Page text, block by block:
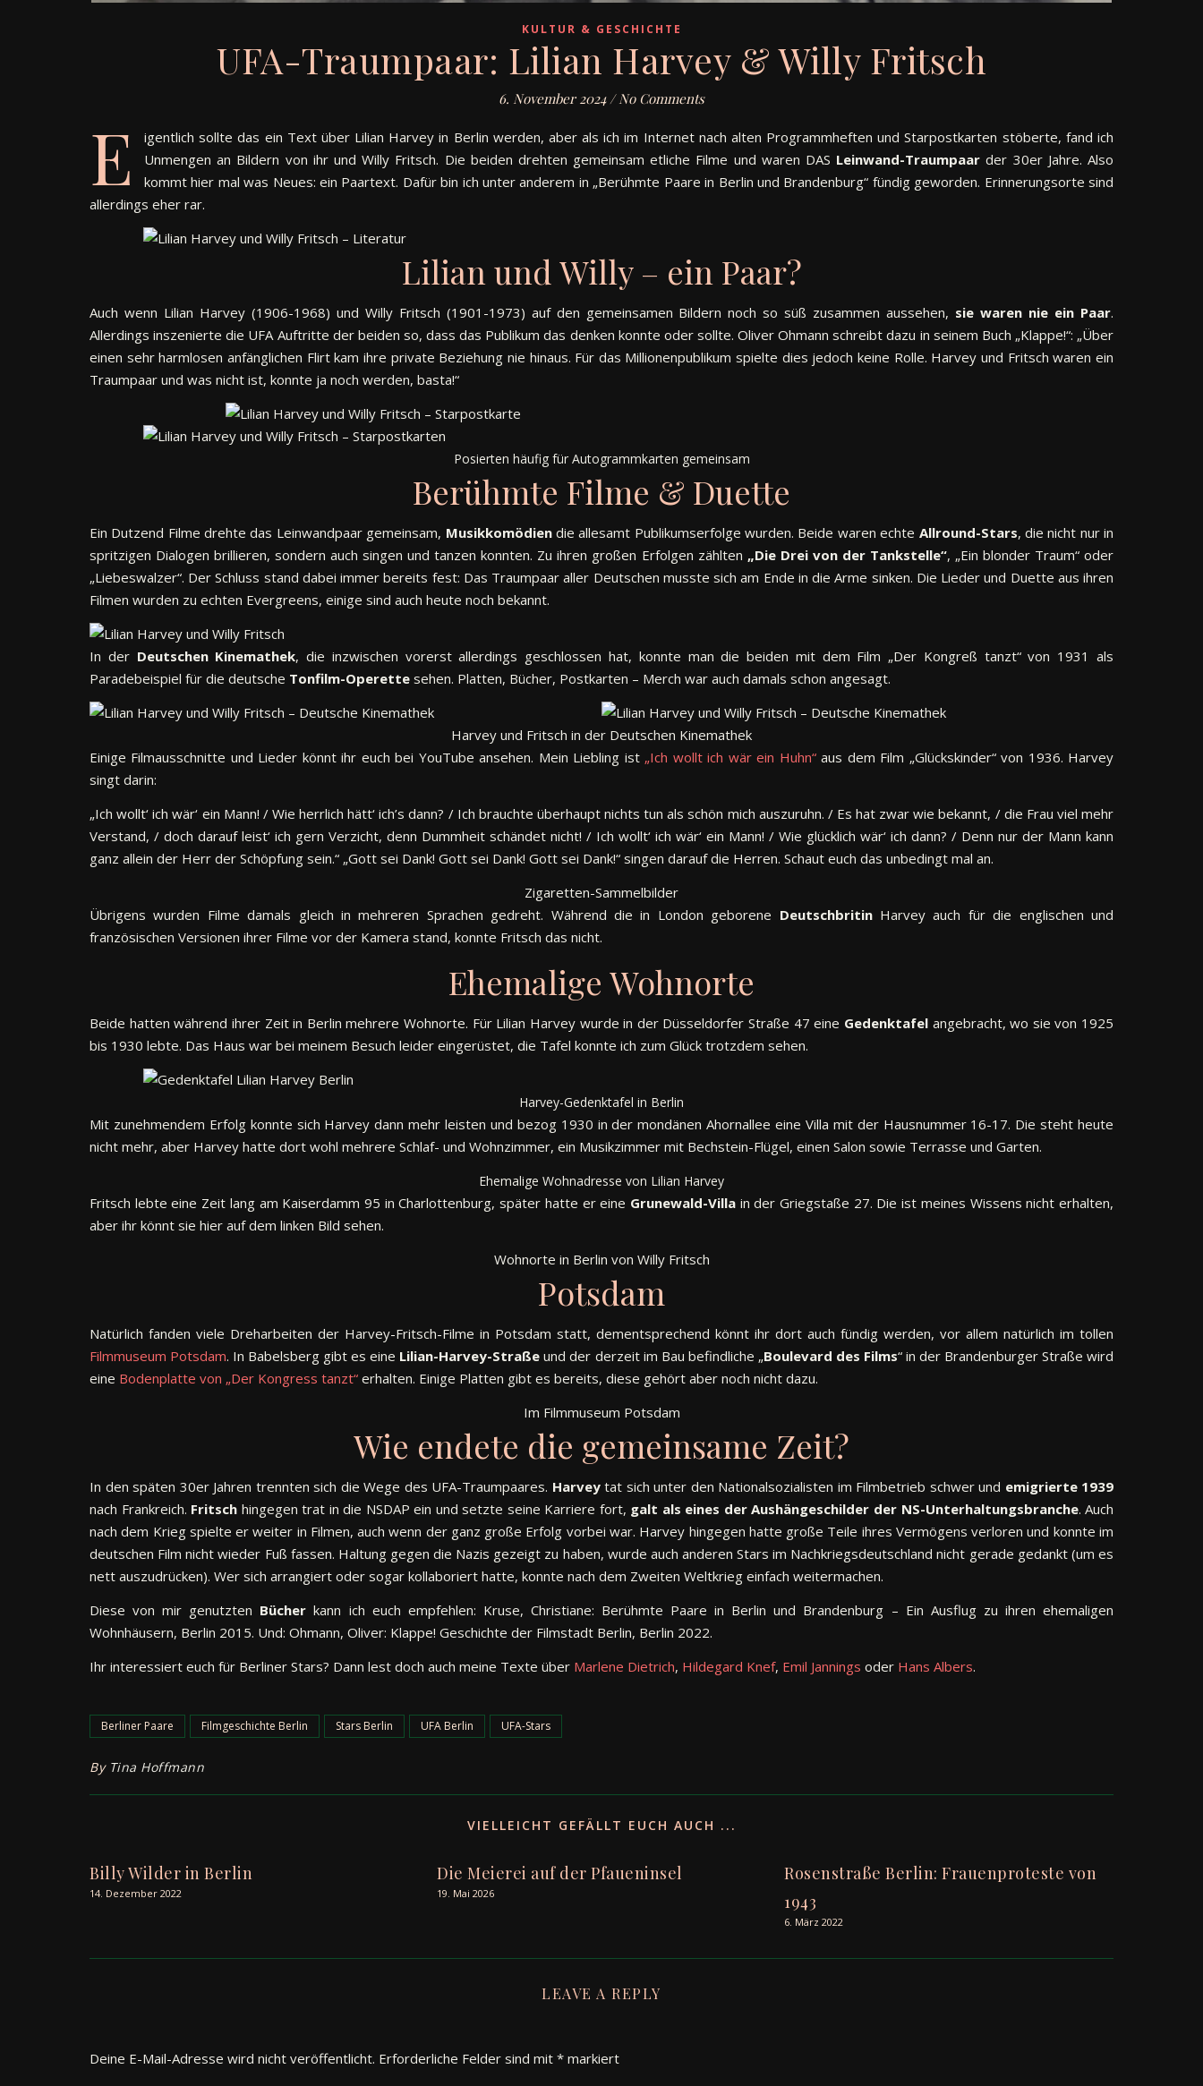
KULTUR & GESCHICHTE
UFA-Traumpaar: Lilian Harvey & Willy Fritsch
6. November 2024 / No Comments
E
igentlich sollte das ein Text über Lilian Harvey in Berlin werden, aber als ich im Internet nach alten Programmheften und Starpostkarten stöberte, fand ich
Unmengen an Bildern von ihr und Willy Fritsch. Die beiden drehten gemeinsam etliche Filme und waren DAS Leinwand-Traumpaar der 30er Jahre. Also
kommt hier mal was Neues: ein Paartext. Dafür bin ich unter anderem in „Berühmte Paare in Berlin und Brandenburg“ fündig geworden. Erinnerungsorte sind
allerdings eher rar.
Lilian und Willy – ein Paar?
Auch wenn Lilian Harvey (1906-1968) und Willy Fritsch (1901-1973) auf den gemeinsamen Bildern noch so süß zusammen aussehen, sie waren nie ein Paar.
Allerdings inszenierte die UFA Auftritte der beiden so, dass das Publikum das denken konnte oder sollte. Oliver Ohmann schreibt dazu in seinem Buch „Klappe!“: „Über
einen sehr harmlosen anfänglichen Flirt kam ihre private Beziehung nie hinaus. Für das Millionenpublikum spielte dies jedoch keine Rolle. Harvey und Fritsch waren ein
Traumpaar und was nicht ist, konnte ja noch werden, basta!“
Posierten häufig für Autogrammkarten gemeinsam
Berühmte Filme & Duette
Ein Dutzend Filme drehte das Leinwandpaar gemeinsam, Musikkomödiendie allesamt Publikumserfolge wurden. Beide waren echte Allround-Stars, die nicht nur in
spritzigen Dialogen brillieren, sondern auch singen und tanzen konnten. Zu ihren großen Erfolgen zählten „Die Drei von der Tankstelle“, „Ein blonder Traum“ oder
„Liebeswalzer“. Der Schluss stand dabei immer bereits fest: Das Traumpaar aller Deutschen musste sich am Ende in die Arme sinken. Die Lieder und Duette aus ihren
Filmen wurden zu echten Evergreens, einige sind auch heute noch bekannt.
In der Deutschen Kinemathek, die inzwischen vorerst allerdings geschlossen hat, konnte man die beiden mit dem Film „Der Kongreß tanzt“ von 1931 als
Paradebeispiel für die deutsche Tonfilm-Operette sehen. Platten, Bücher, Postkarten – Merch war auch damals schon angesagt.
Harvey und Fritsch in der Deutschen Kinemathek
Einige Filmausschnitte und Lieder könnt ihr euch bei YouTube ansehen. Mein Liebling ist „Ich wollt ich wär ein Huhn“aus dem Film „Glückskinder“ von 1936. Harvey
singt darin:
„Ich wollt‘ ich wär‘ ein Mann! / Wie herrlich hätt‘ ich’s dann? / Ich brauchte überhaupt nichts tun als schön mich auszuruhn. / Es hat zwar wie bekannt, / die Frau viel mehr
Verstand, / doch darauf leist‘ ich gern Verzicht, denn Dummheit schändet nicht! / Ich wollt‘ ich wär‘ ein Mann! / Wie glücklich wär‘ ich dann? / Denn nur der Mann kann
ganz allein der Herr der Schöpfung sein.“ „Gott sei Dank! Gott sei Dank! Gott sei Dank!“ singen darauf die Herren. Schaut euch das unbedingt mal an.
Zigaretten-Sammelbilder
Übrigens wurden Filme damals gleich in mehreren Sprachen gedreht. Während die in London geborene DeutschbritinHarvey auch für die englischen und
französischen Versionen ihrer Filme vor der Kamera stand, konnte Fritsch das nicht.
Ehemalige Wohnorte
Beide hatten während ihrer Zeit in Berlin mehrere Wohnorte. Für Lilian Harvey wurde in der Düsseldorfer Straße 47 eine Gedenktafelangebracht, wo sie von 1925
bis 1930 lebte. Das Haus war bei meinem Besuch leider eingerüstet, die Tafel konnte ich zum Glück trotzdem sehen.
Harvey-Gedenktafel in Berlin
Mit zunehmendem Erfolg konnte sich Harvey dann mehr leisten und bezog 1930 in der mondänen Ahornallee eine Villa mit der Hausnummer 16-17. Die steht heute
nicht mehr, aber Harvey hatte dort wohl mehrere Schlaf- und Wohnzimmer, ein Musikzimmer mit Bechstein-Flügel, einen Salon sowie Terrasse und Garten.
Ehemalige Wohnadresse von Lilian Harvey
Fritsch lebte eine Zeit lang am Kaiserdamm 95 in Charlottenburg, später hatte er eine Grunewald-Villain der Griegstaße 27. Die ist meines Wissens nicht erhalten,
aber ihr könnt sie hier auf dem linken Bild sehen.
Wohnorte in Berlin von Willy Fritsch
Potsdam
Natürlich fanden viele Dreharbeiten der Harvey-Fritsch-Filme in Potsdam statt, dementsprechend könnt ihr dort auch fündig werden, vor allem natürlich im tollen
Filmmuseum Potsdam. In Babelsberg gibt es eine Lilian-Harvey-Straße und der derzeit im Bau befindliche „Boulevard des Films“ in der Brandenburger Straße wird
eine Bodenplatte von „Der Kongress tanzt“ erhalten. Einige Platten gibt es bereits, diese gehört aber noch nicht dazu.
Im Filmmuseum Potsdam
Wie endete die gemeinsame Zeit?
In den späten 30er Jahren trennten sich die Wege des UFA-Traumpaares. Harveytat sich unter den Nationalsozialisten im Filmbetrieb schwer und emigrierte 1939
nach Frankreich. Fritsch hingegen trat in die NSDAP ein und setzte seine Karriere fort, galt als eines der Aushängeschilder der NS-Unterhaltungsbranche. Auch
nach dem Krieg spielte er weiter in Filmen, auch wenn der ganz große Erfolg vorbei war. Harvey hingegen hatte große Teile ihres Vermögens verloren und konnte im
deutschen Film nicht wieder Fuß fassen. Haltung gegen die Nazis gezeigt zu haben, wurde auch anderen Stars im Nachkriegsdeutschland nicht gerade gedankt (um es
nett auszudrücken). Wer sich arrangiert oder sogar kollaboriert hatte, konnte nach dem Zweiten Weltkrieg einfach weitermachen.
Diese von mir genutzten Bücher kann ich euch empfehlen: Kruse, Christiane: Berühmte Paare in Berlin und Brandenburg – Ein Ausflug zu ihren ehemaligen
Wohnhäusern, Berlin 2015. Und: Ohmann, Oliver: Klappe! Geschichte der Filmstadt Berlin, Berlin 2022.
Ihr interessiert euch für Berliner Stars? Dann lest doch auch meine Texte über Marlene Dietrich, Hildegard Knef, Emil Jannings oder Hans Albers.
Berliner Paare Filmgeschichte Berlin Stars Berlin UFA Berlin UFA-Stars
By Tina Hoffmann
VIELLEICHT GEFÄLLT EUCH AUCH ...
Billy Wilder in Berlin
14. Dezember 2022
Die Meierei auf der Pfaueninsel
19. Mai 2026
Rosenstraße Berlin: Frauenproteste von
1943
6. März 2022
LEAVE A REPLY
Deine E-Mail-Adresse wird nicht veröffentlicht. Erforderliche Felder sind mit * markiert